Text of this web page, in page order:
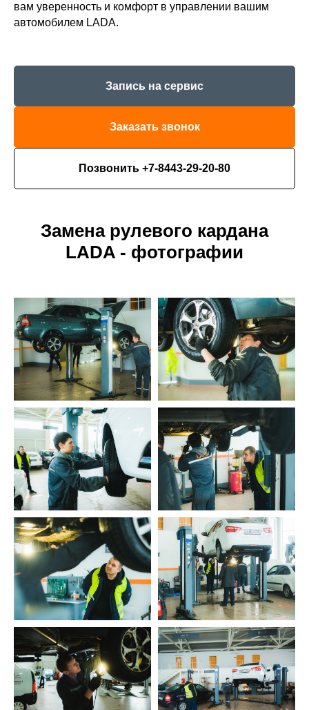
вам уверенность и комфорт в управлении вашим
автомобилем LADA.
Запись на сервис
Заказать звонок
Позвонить +7-8443-29-20-80
Замена рулевого кардана
LADA - фотографии